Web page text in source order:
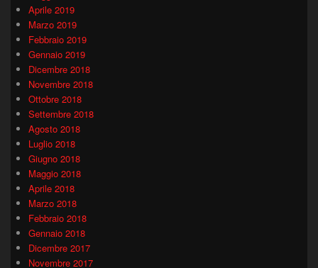
Aprile 2019
Marzo 2019
Febbraio 2019
Gennaio 2019
Dicembre 2018
Novembre 2018
Ottobre 2018
Settembre 2018
Agosto 2018
Luglio 2018
Giugno 2018
Maggio 2018
Aprile 2018
Marzo 2018
Febbraio 2018
Gennaio 2018
Dicembre 2017
Novembre 2017